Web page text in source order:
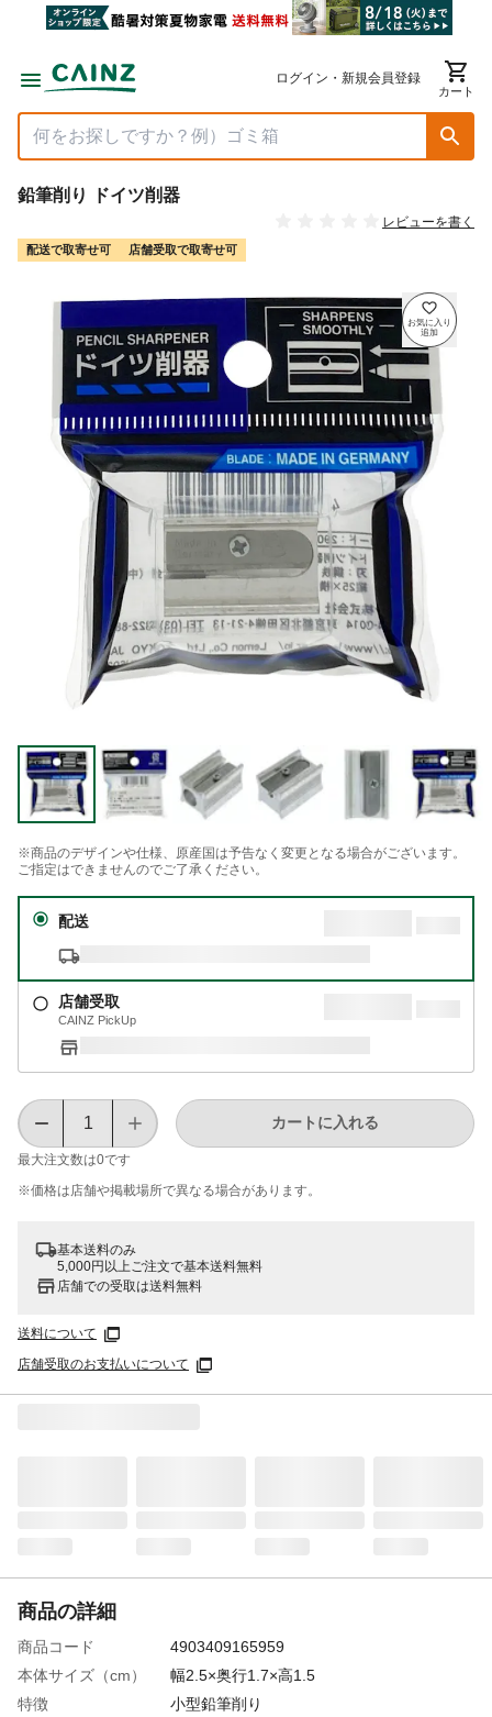
ログイン・新規会員登録
カート
鉛筆削り ドイツ削器
レビューを書く
配送で取寄せ可 店舗受取で取寄せ可
※商品のデザインや仕様、原産国は予告なく変更となる場合がございます。
ご指定はできませんのでご了承ください。
配送
店舗受取
CAINZ PickUp
最大注文数は0です
カートに入れる
※価格は​店舗や​掲載場所で​異なる​場合が​あります。
基本送料のみ
5,000円以上ご注文で基本送料無料
店舗での受取は送料無料
送料について
店舗受取のお支払いについて
商品の詳細
商品コード
4903409165959
本体サイズ（cm）
幅2.5×奥行1.7×高1.5
特徴
小型鉛筆削り